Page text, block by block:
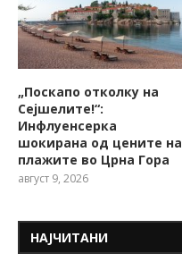
„Поскапо отколку на
Сејшелите!“:
Инфлуенсерка
шокирана од цените на
плажите во Црна Гора
август 9, 2026
НАЈЧИТАНИ